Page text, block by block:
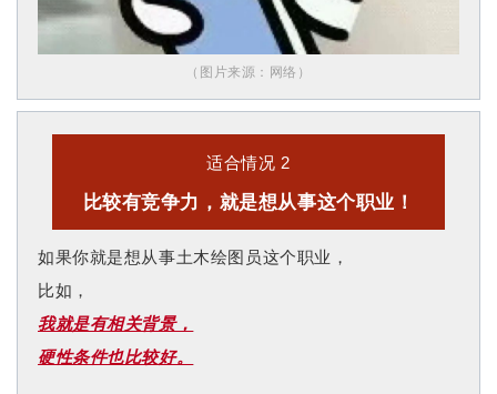
（图片来源：网络 ）
适合情况 2
比较有竞争力，就是想从事这个职业！
如果你就是想从事土木绘图员这个职业，
比如，
我就是有相关背景，
硬性条件也比较好。